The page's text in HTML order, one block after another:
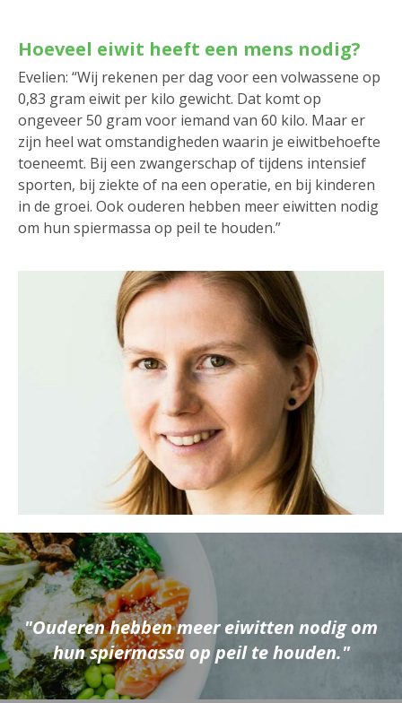
Hoeveel eiwit heeft een mens nodig?
Evelien: “Wij rekenen per dag voor een volwassene op
0,83 gram eiwit per kilo gewicht. Dat komt op
ongeveer 50 gram voor iemand van 60 kilo. Maar er
zijn heel wat omstandigheden waarin je eiwitbehoefte
toeneemt. Bij een zwangerschap of tijdens intensief
sporten, bij ziekte of na een operatie, en bij kinderen
in de groei. Ook ouderen hebben meer eiwitten nodig
om hun spiermassa op peil te houden.”
Ouderen hebben meer eiwitten nodig om
hun spiermassa op peil te houden.